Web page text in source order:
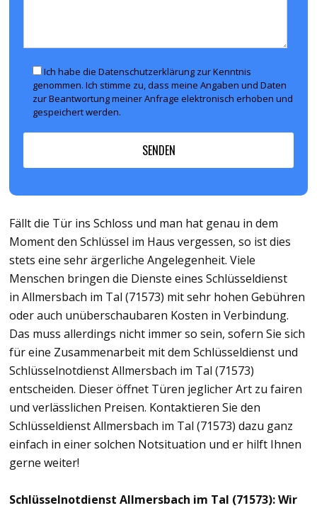
Ich habe die Datenschutzerklärung zur Kenntnis
genommen. Ich stimme zu, dass meine Angaben und Daten
zur Beantwortung meiner Anfrage elektronisch erhoben und
gespeichert werden.
Fällt die Tür ins Schloss und man hat genau in dem
Moment den Schlüssel im Haus vergessen, so ist dies
stets eine sehr ärgerliche Angelegenheit. Viele
Menschen bringen die Dienste eines Schlüsseldienst
in Allmersbach im Tal (71573) mit sehr hohen Gebühren
oder auch unüberschaubaren Kosten in Verbindung.
Das muss allerdings nicht immer so sein, sofern Sie sich
für eine Zusammenarbeit mit dem Schlüsseldienst und
Schlüsselnotdienst Allmersbach im Tal (71573)
entscheiden. Dieser öffnet Türen jeglicher Art zu fairen
und verlässlichen Preisen. Kontaktieren Sie den
Schlüsseldienst Allmersbach im Tal (71573) dazu ganz
einfach in einer solchen Notsituation und er hilft Ihnen
gerne weiter!
Schlüsselnotdienst Allmersbach im Tal (71573): Wir